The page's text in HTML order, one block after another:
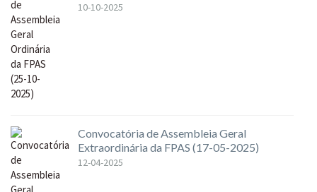
10-10-2025
Convocatória de Assembleia Geral
Extraordinária da FPAS (17-05-2025)
12-04-2025